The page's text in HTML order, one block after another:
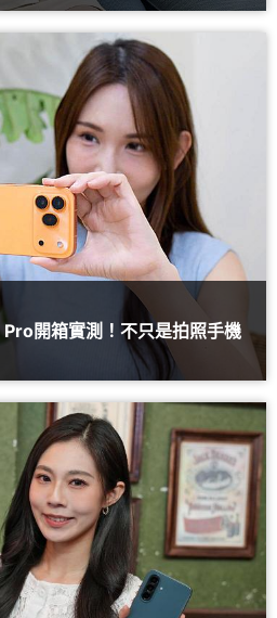
開箱實測！不只是拍照手機